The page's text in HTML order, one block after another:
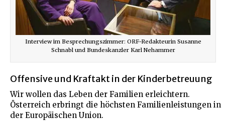
Interview im Besprechungszimmer: ORF-Redakteurin Susanne
Schnabl und Bundeskanzler Karl Nehammer
Offensive und Kraftakt in der Kinderbetreuung
Wir wollen das Leben der Familien erleichtern.
Österreich erbringt die höchsten Familienleistungen in
der Europäischen Union.